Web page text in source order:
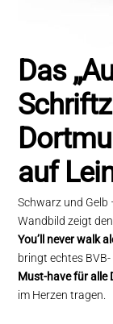
Das
auf
Schwarz und Gelb
Wandbild zeigt
You’ll never walk
bringt echtes
Must-have für alle
im Herzen tragen.